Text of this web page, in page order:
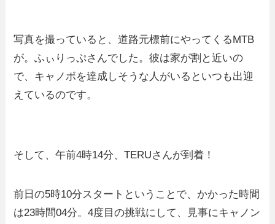
写真を撮っていると、道路元標前にやってくるMTB
が。ふぃりっぷさんでした。彼は家が割と近いの
で、キャノボを達成しそうな人がいるといつも出迎
えているのです。
そして、午前4時14分、TERUさんが到着！
前日の5時10分スタートということで、かかった時間
は23時間04分。4度目の挑戦にして、見事にキャノン